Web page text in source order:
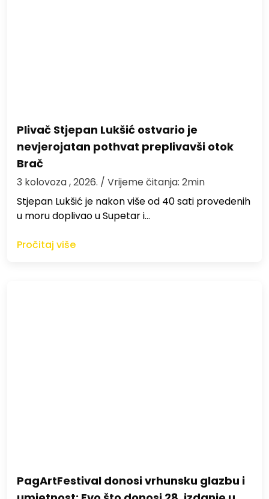
Plivač Stjepan Lukšić ostvario je
nevjerojatan pothvat preplivavši otok
Brač
3 kolovoza , 2026. / Vrijeme čitanja: 2min
St​jepan Lukšić je nakon više od 40 sati provedenih
u moru doplivao u Supetar i…
Pročitaj više
PagArtFestival donosi vrhunsku glazbu i